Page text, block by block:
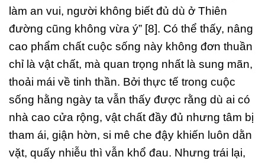
làm an vui, người không biết đủ dù ở Thiên
đường cũng không vừa ý” [8]. Có thể thấy, nâng
cao phẩm chất cuộc sống này không đơn thuần
chỉ là vật chất, mà quan trọng nhất là sung mãn,
thoải mái về tinh thần. Bởi thực tế trong cuộc
sống hằng ngày ta vẫn thấy được rằng dù ai có
nhà cao cửa rộng, vật chất đầy đủ nhưng tâm bị
tham ái, giận hờn, si mê che đậy khiến luôn dằn
vặt, quấy nhiễu thì vẫn khổ đau. Nhưng trái lại,